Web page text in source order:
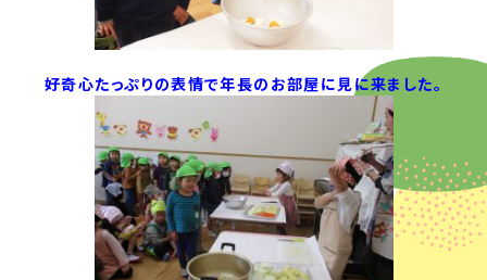
好奇心たっぷりの表情で年長のお部屋に見に来ました。